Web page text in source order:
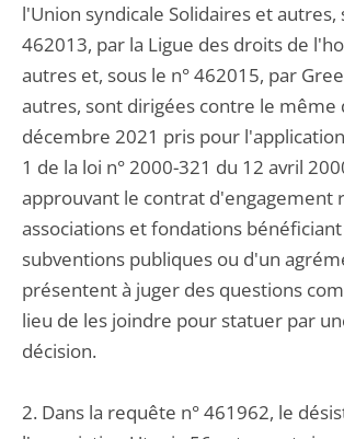
l'Union syndicale Solidaires et autres,
462013, par la Ligue des droits de
autres et, sous le n° 462015, par
autres, sont dirigées contre le même
décembre 2021 pris pour
1 de la loi n° 2000-321 du 12 avril
approuvant le contrat d'engagement
associations et fondations
subventions publiques ou d'un
présentent à juger des questions
lieu de les joindre pour statuer par
décision.
2. Dans la requête n° 461962, le